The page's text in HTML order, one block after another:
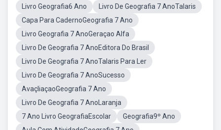
Livro Geografia6 Ano
Livro De Geografia 7 AnoTalaris
Capa Para CadernoGeografia 7 Ano
Livro Geografia 7 AnoGeraçao Alfa
Livro De Geografia 7 AnoEditora Do Brasil
Livro De Geografia 7 AnoTalaris Para Ler
Livro De Geografia 7 AnoSucesso
AvaçliaçaoGeografia 7 Ano
Livro De Geografia 7 AnoLaranja
7 Ano Livro GeografiaEscolar
Geografia9º Ano